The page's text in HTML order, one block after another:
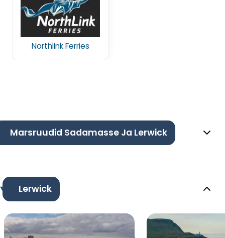
Northlink Ferries
Marsruudid Sadamasse Ja Lerwick
Lerwick